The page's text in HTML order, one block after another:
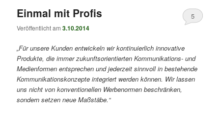
Einmal mit Profis
Veröffentlicht am3.10.2014
5
„Für unsere Kunden entwickeln wir kontinuierlich innovative
Produkte, die immer zukunftsorientierten Kommunikations- und
Medienformen entsprechen und jederzeit sinnvoll in bestehende
Kommunikationskonzepte integriert werden können. Wir lassen
uns nicht von konventionellen Werbenormen beschränken,
sondern setzen neue Maßstäbe.“